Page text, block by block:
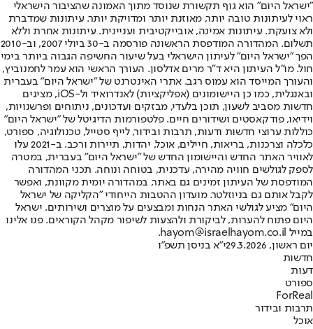
"ישראל היום" הוא גוף תקשורת שנוסד מתוך האמונה שהציבור הישראלי
ראוי לעיתונות טובה יותר, מאוזנת יותר ומדויקת יותר. עיתונות שמדברת
ולא צועקת. עיתונות אמינה, אובייקטיבית ועניינית. עיתונות אחרת וללא
תשלום. המהדורה המודפסת הראשונה פורסמה ב-30 ביולי 2007, וב-2010
הפך "ישראל היום" לעיתון הישראלי בעל שיעור החשיפה הגבוה ביותר בימי
חול. מו"ל העיתון היא ד"ר מרים אדלסון. העורך הראשי הוא עמר לחמנוביץ,
והעורך המייסד הוא עמוס רגב. אתרי האינטרנט של "ישראל היום" בעברית
ובאנגלית, כמו כן היישומונים (אפליקציות) לאנדרואיד ול-iOS, מציגים
חדשות מסביב לשעון, תוכן בלעדי, מבזקים ועדכונים, ניתוחים ופרשנויות,
וידיאו, פודקאסטים ושידורים חיים. פלטפורמות הדיגיטל של "ישראל היום"
כוללות ערוצי חדשות ודעות, תרבות ובידור, לייף סטייל, טכנולוגיה, ספורט,
כלכלה וצרכנות, בריאות, חיילים, אוכל, יהדות, תיירות ורכב. ב-2021 עלו
לאוויר האתר החדש והיישומון החדש של "ישראל היום" בעברית, במטרה
לספק לגולשים חוויה מהירה, עדכנית, בטוחה ונוחה. תכני המהדורה
המודפסת של העיתון זמינים גם באתר, במהדורה יומית מקוונת, ואפשר
לקבל אותם גם בניוזלטר. מועדון ההטבות הייחודי "הקליקה של ישראל
היום" מציע לגולשי האתר הנחות ומבצעים על מוצרים ושירותים. ישראל
היום פתוח להערות, לביקורת ולהצעות לשיפור מקהל הקוראים. פנו אלינו
במייל hayom@israelhayom.co.il.
יום ראשון, 29.3.2026
י"א בניסן תשפ"ו
חדשות
דעות
ספורט
ForReal
תרבות ובידור
אוכל